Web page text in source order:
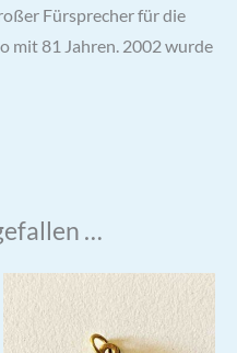
Fürsprecher für die
mit 81 Jahren. 2002 wurde
…